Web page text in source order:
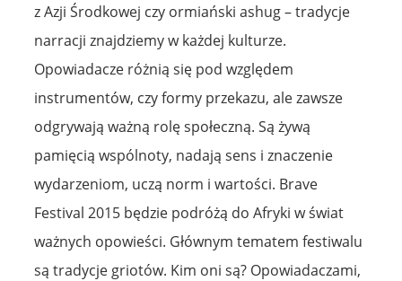
z Azji Środkowej czy ormiański ashug – tradycje
narracji znajdziemy w każdej kulturze.
Opowiadacze różnią się pod względem
instrumentów, czy formy przekazu, ale zawsze
odgrywają ważną rolę społeczną. Są żywą
pamięcią wspólnoty, nadają sens i znaczenie
wydarzeniom, uczą norm i wartości. Brave
Festival 2015 będzie podróżą do Afryki w świat
ważnych opowieści. Głównym tematem festiwalu
są tradycje griotów. Kim oni są? Opowiadaczami,